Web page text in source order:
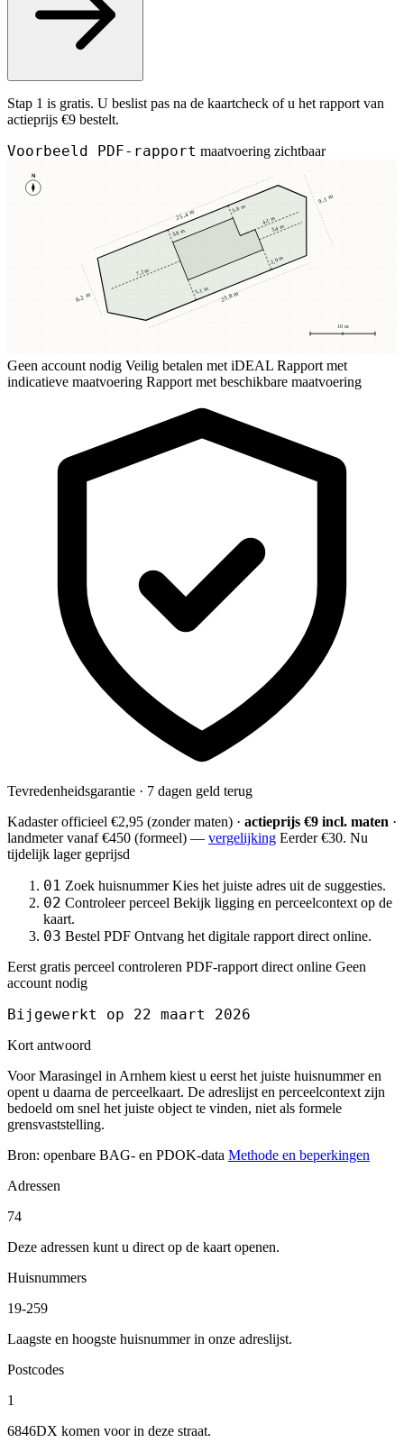
Stap 1 is gratis. U beslist pas na de kaartcheck of u het rapport van
actieprijs €9 bestelt.
Voorbeeld PDF-rapport maatvoering zichtbaar
N
10 m
3,8 m
3,8 m
5,1 m
2,9 m
7,2 m
3,4 m
4,1 m
25,4 m
23,8 m
8,2 m
9,1 m
Geen account nodig Veilig betalen met iDEAL Rapport met
indicatieve maatvoering Rapport met beschikbare maatvoering
Tevredenheidsgarantie · 7 dagen geld terug
Kadaster officieel €2,95 (zonder maten) · actieprijs €9 incl. maten ·
landmetervanaf €450 (formeel) — vergelijking Eerder €30. Nu
tijdelijk lager geprijsd
01 Zoek huisnummer Kies het juiste adres uit de suggesties.
02 Controleer perceel Bekijk ligging en perceelcontext op de
kaart.
03 Bestel PDF Ontvang het digitale rapport direct online.
Eerst gratis perceel controleren PDF-rapport direct online Geen
account nodig
Bijgewerkt op 22 maart 2026
Kort antwoord
Voor Marasingel in Arnhem kiest u eerst het juiste huisnummer en
opent u daarna de perceelkaart. De adreslijst en perceelcontext zijn
bedoeld om snel het juiste object te vinden, niet als formele
grensvaststelling.
Bron: openbare BAG- en PDOK-data Methode en beperkingen
Adressen
74
Deze adressen kunt u direct op de kaart openen.
Huisnummers
19-259
Laagste en hoogste huisnummer in onze adreslijst.
Postcodes
1
6846DX komen voor in deze straat.